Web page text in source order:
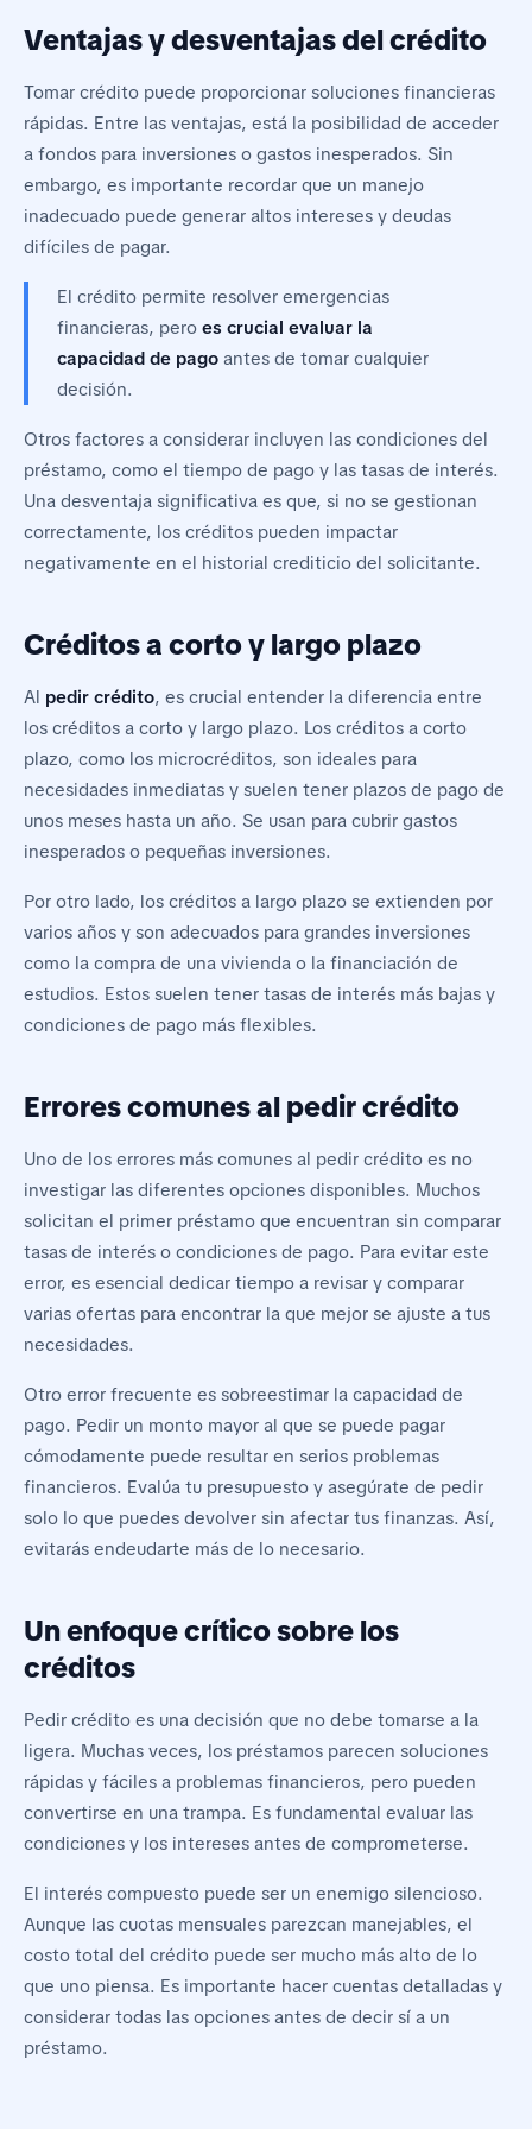
Ventajas y desventajas del crédito
Tomar crédito puede proporcionar soluciones financieras
rápidas. Entre las ventajas, está la posibilidad de acceder
a fondos para inversiones o gastos inesperados. Sin
embargo, es importante recordar que un manejo
inadecuado puede generar altos intereses y deudas
difíciles de pagar.
El crédito permite resolver emergencias
financieras, pero es crucial evaluar la
capacidad de pago antes de tomar cualquier
decisión.
Otros factores a considerar incluyen las condiciones del
préstamo, como el tiempo de pago y las tasas de interés.
Una desventaja significativa es que, si no se gestionan
correctamente, los créditos pueden impactar
negativamente en el historial crediticio del solicitante.
Créditos a corto y largo plazo
Al pedir crédito, es crucial entender la diferencia entre
los créditos a corto y largo plazo. Los créditos a corto
plazo, como los microcréditos, son ideales para
necesidades inmediatas y suelen tener plazos de pago de
unos meses hasta un año. Se usan para cubrir gastos
inesperados o pequeñas inversiones.
Por otro lado, los créditos a largo plazo se extienden por
varios años y son adecuados para grandes inversiones
como la compra de una vivienda o la financiación de
estudios. Estos suelen tener tasas de interés más bajas y
condiciones de pago más flexibles.
Errores comunes al pedir crédito
Uno de los errores más comunes al pedir crédito es no
investigar las diferentes opciones disponibles. Muchos
solicitan el primer préstamo que encuentran sin comparar
tasas de interés o condiciones de pago. Para evitar este
error, es esencial dedicar tiempo a revisar y comparar
varias ofertas para encontrar la que mejor se ajuste a tus
necesidades.
Otro error frecuente es sobreestimar la capacidad de
pago. Pedir un monto mayor al que se puede pagar
cómodamente puede resultar en serios problemas
financieros. Evalúa tu presupuesto y asegúrate de pedir
solo lo que puedes devolver sin afectar tus finanzas. Así,
evitarás endeudarte más de lo necesario.
Un enfoque crítico sobre los
créditos
Pedir crédito es una decisión que no debe tomarse a la
ligera. Muchas veces, los préstamos parecen soluciones
rápidas y fáciles a problemas financieros, pero pueden
convertirse en una trampa. Es fundamental evaluar las
condiciones y los intereses antes de comprometerse.
El interés compuesto puede ser un enemigo silencioso.
Aunque las cuotas mensuales parezcan manejables, el
costo total del crédito puede ser mucho más alto de lo
que uno piensa. Es importante hacer cuentas detalladas y
considerar todas las opciones antes de decir sí a un
préstamo.